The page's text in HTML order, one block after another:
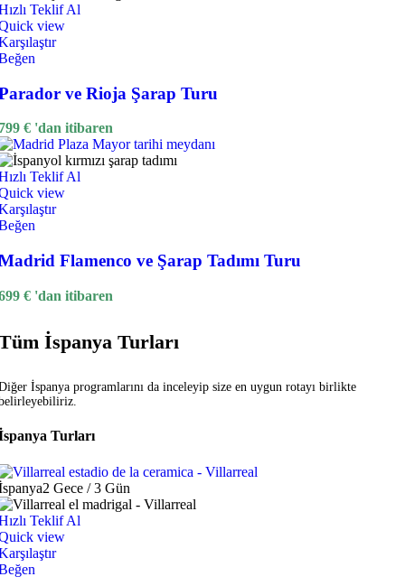
Teklif Al
view
ve Rioja Şarap Turu
€ 'dan itibaren
Teklif Al
view
Flamenco ve Şarap Tadımı Turu
€ 'dan itibaren
İspanya Turları
İspanya programlarını da inceleyip size en uygun rotayı birlikte
Turları
2 Gece / 3 Gün
Teklif Al
view